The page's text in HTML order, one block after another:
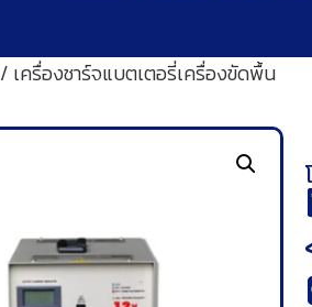
/ เครื่องชาร์จแบตเตอรี่เครื่องขัดพื้น